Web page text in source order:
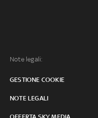
Note legali:
GESTIONE COOKIE
NOTE LEGALI